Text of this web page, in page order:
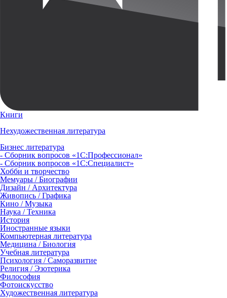
Книги
Нехудожественная литература
Бизнес литература
- Сборник вопросов «1С:Профессионал»
- Сборник вопросов «1С:Специалист»
Хобби и творчество
Мемуары / Биографии
Дизайн / Архитектура
Живопись / Графика
Кино / Музыка
Наука / Техника
История
Иностранные языки
Компьютерная литература
Медицина / Биология
Учебная литература
Психология / Саморазвитие
Религия / Эзотерика
Философия
Фотоискусство
Художественная литература